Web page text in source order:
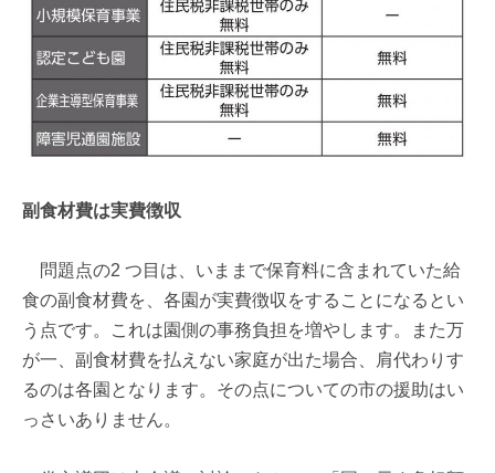
副食材費は実費徴収
問題点の2 つ目は、いままで保育料に含まれていた給
食の副食材費を、各園が実費徴収をすることになるとい
う点です。これは園側の事務負担を増やします。また万
が一、副食材費を払えない家庭が出た場合、肩代わりす
るのは各園となります。その点についての市の援助はい
っさいありません。